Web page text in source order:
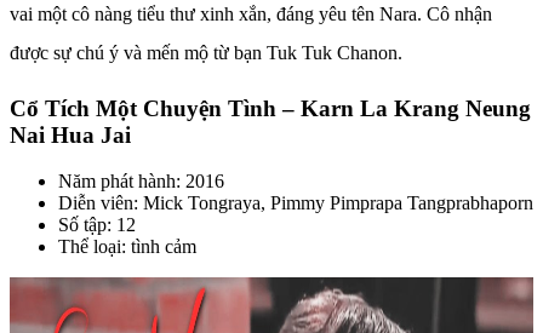
vai một cô nàng tiểu thư xinh xắn, đáng yêu tên Nara. Cô nhận
được sự chú ý và mến mộ từ bạn Tuk Tuk Chanon.
Cổ Tích Một Chuyện Tình – Karn La Krang Neung
Nai Hua Jai
Năm phát hành: 2016
Diễn viên: Mick Tongraya, Pimmy Pimprapa Tangprabhaporn
Số tập: 12
Thể loại: tình cảm